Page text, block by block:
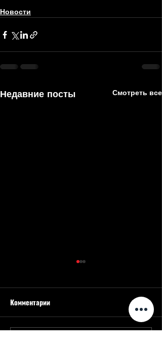
Новости
Недавние посты Смотреть все
Комментарии